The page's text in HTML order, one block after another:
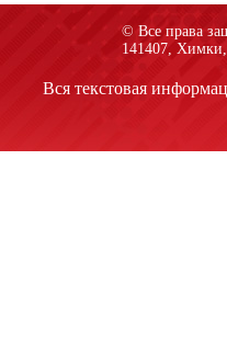
© Все права
141407,
Вся текстовая